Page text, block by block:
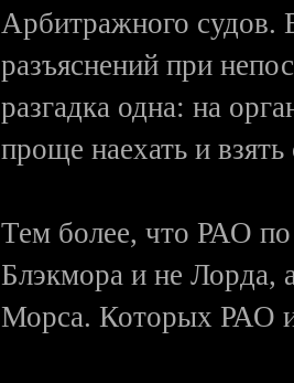
Арбитражного судов.
разъяснений при
разгадка одна: на
проще наехать и взять
Тем более, что РАО по
Блэкмора и не Лорда,
Морса. Которых РАО и